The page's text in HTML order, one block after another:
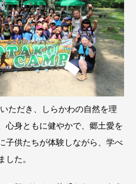
ただき、しらかわの自然を理
心身ともに健やかで、郷土愛を
子供たちが体験しながら、学べ
した。